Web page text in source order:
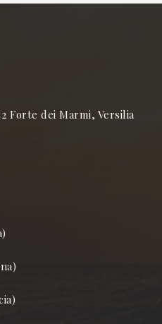
Forte dei Marmi, Versilia